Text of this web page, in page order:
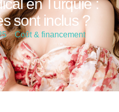
en Turquie :
sont inclus ?
Coût & financement